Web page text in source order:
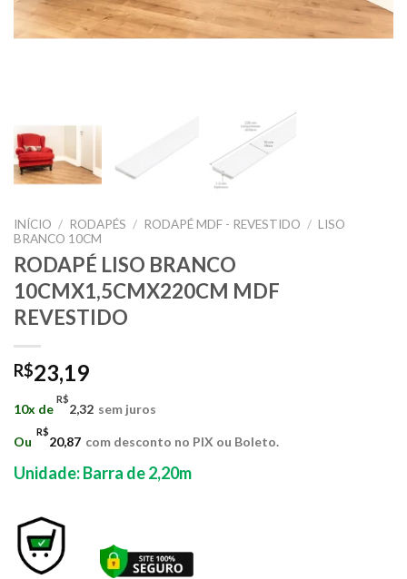
INÍCIO / RODAPÉS / RODAPÉ MDF - REVESTIDO / LISO
BRANCO 10CM
RODAPÉ LISO BRANCO
10CMX1,5CMX220CM MDF
REVESTIDO
R$23,19
10x de
R$
2,32 sem juros
Ou
R$
20,87 com desconto no PIX ou Boleto.
Unidade:Barra de 2,20m